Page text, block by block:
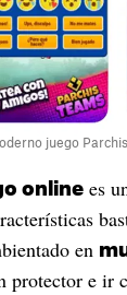
juego
onlinees
en
protector e ir